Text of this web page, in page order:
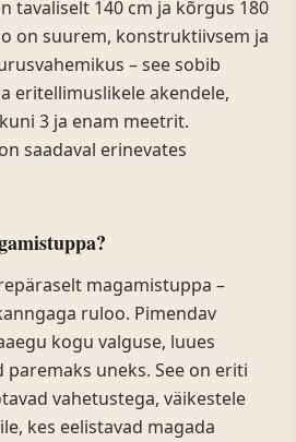
tavaliselt 140 cm ja kõrgus 180
on suurem, konstruktiivsem ja
– see sobib
eritellimuslikele akendele,
3 ja enam meetrit.
saadaval erinevates
magamistuppa –
ruloo. Pimendav
kogu valguse, luues
uneks. See on eriti
vahetustega, väikestele
kes eelistavad magada